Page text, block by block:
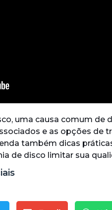
uma causa comum de
e as opções de
também dicas
de disco limitar sua